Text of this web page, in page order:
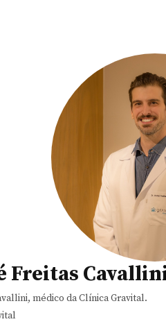
Freitas
médico da Clínica Gravital.